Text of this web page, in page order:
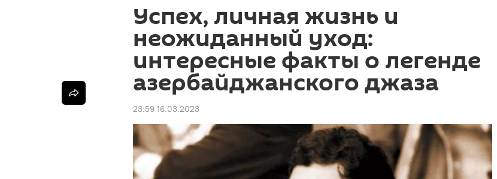
Успех, личная жизнь и
неожиданный уход:
интересные факты о легенде
азербайджанского джаза
23:59 16.03.2023